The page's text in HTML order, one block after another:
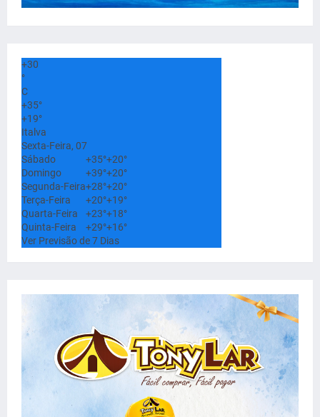
+30
°
C
+35°
+19°
Italva
Sexta-Feira, 07
Sábado
+35°+20°
Domingo
+39°+20°
Segunda-Feira+28°+20°
Terça-Feira
+20°+19°
Quarta-Feira
+23°+18°
Quinta-Feira
+29°+16°
Ver Previsão de 7 Dias